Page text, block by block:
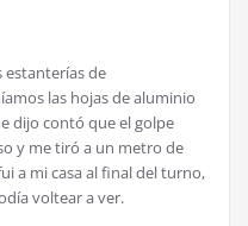
estanterías de
las hojas de aluminio
dijo contó que el golpe
y me tiró a un metro de
a mi casa al final del turno,
voltear a ver.